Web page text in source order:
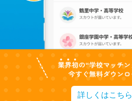
詳しくはこちら